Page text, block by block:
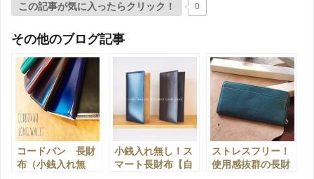
この記事が気に入ったらクリック！ 0
その他のブログ記事
コードバン 長財
布（小銭入れ無
小銭入れ無し！ス
マート長財布【自
ストレスフリー！
使用感抜群の長財